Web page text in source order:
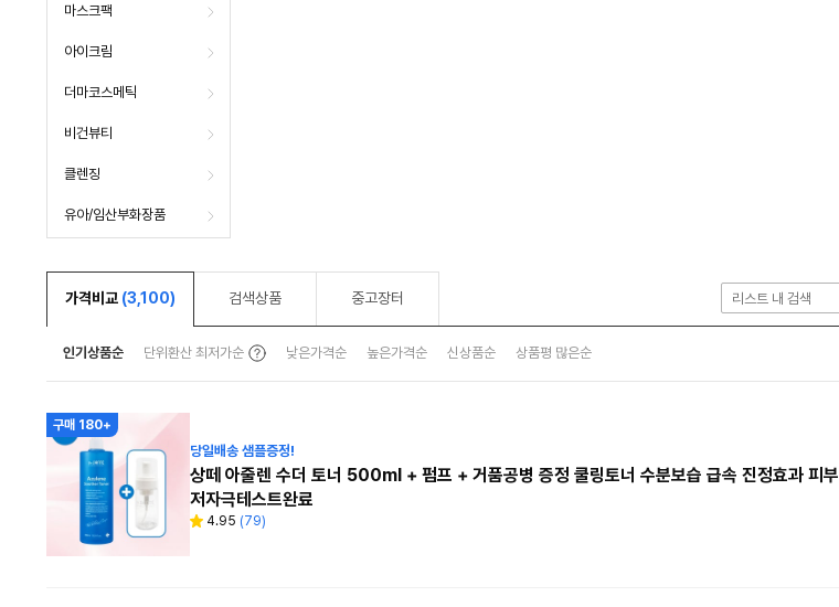
마스크팩
아이크림
더마코스메틱
비건뷰티
클렌징
유아/임산부화장품
가격비교 (3,100) 검색상품 중고장터
인기상품순 단위환산 최저가순툴
팁
보
낮은가격순 높은가격순 신상품순 상품평 많은순
구매 180+
당일배송 샘플증정!
상떼 아줄렌 수더 토너 500ml + 펌프 + 거품공병 증정 쿨링토너 수분보습 급속 진정효과 피부
저자극테스트완료
별 4.95
리
(79)